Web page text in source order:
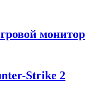
Strike 2